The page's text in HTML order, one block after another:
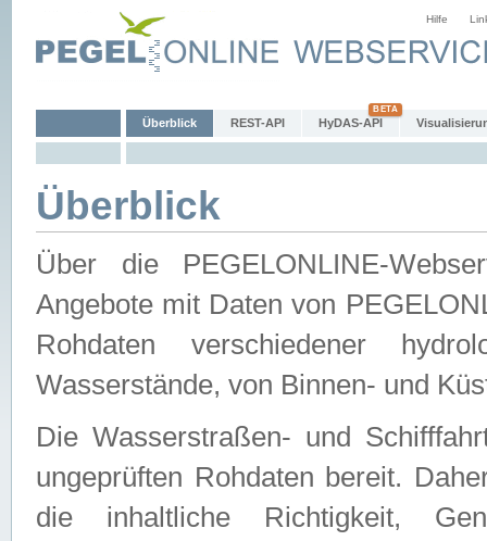
Hilfe
Überblick REST-API HyDAS-API
Überblick
Über die PEGELONLINE-
Angebote mit Daten von
Rohdaten verschiedener
Wasserstände, von Binnen- und
Die Wasserstraßen- und
ungeprüften Rohdaten bereit.
die inhaltliche Richtigkeit,